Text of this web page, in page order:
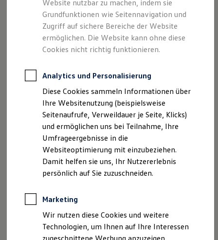
Finanzierung
Autokredit mit Schlussrate
Versicherungen und Garantien
Kfz-Versicherung
Restschuldversicherungen
Garantien
Professional Class bei Volkswagen
Behörden
Direktkunden
Sonderfahrzeuge
Anpfiff zum Gewinn
Elektromobilität
Elektroautos
ID. Tutorials
Elektrofahrzeugkonzepte
ID. EVERY1
Reichweite
Rekuperation
Laden unterwegs
Laden Zuhause
Ladestationen finden
dem Fahrzeugkauf. Viele nützliche Funktionen lassen sich
Upgrade flexibel nachträglich freischalten.
Das konkret verfügbare Angebot kann im In-Car Shop und
Shop und in der
eingesehen werden.
Mehr zu Digitalen Extras
Nutzungsbedingungen
Datenschutzerklärungen
Cookie-Richtlinie
Lizenzhinweise Dritter
Angaben zum Digital Services Act (DSA)
EU Data Act
Disclaimer von Volkswagen AG
Abbildung zeigtGolf.
Website nutzbar zu machen, indem sie
Grundfunktionen wie Seitennavigation und
Zugriff auf sichere Bereiche der Website
ermöglichen. Die Website kann ohne diese
Cookies nicht richtig funktionieren.
Analytics und Personalisierung
Diese Cookies sammeln Informationen über
Ihre Websitenutzung (beispielsweise
Seitenaufrufe, Verweildauer je Seite, Klicks)
und ermöglichen uns bei Teilnahme, Ihre
Umfrageergebnisse in die
Websiteoptimierung mit einzubeziehen.
Damit helfen sie uns, Ihr Nutzererlebnis
persönlich auf Sie zuzuschneiden.
Marketing
Wir nutzen diese Cookies und weitere
Technologien, um Ihnen auf Ihre Interessen
zugeschnittene Werbung anzuzeigen,